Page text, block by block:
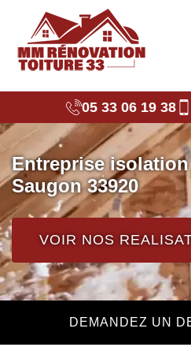
05 33 06 19 38
Entreprise
Saugon 33920
VOIR NOS
DEMANDEZ UN